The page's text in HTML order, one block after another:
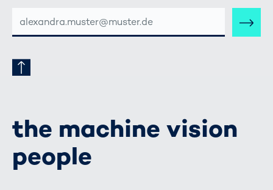
MAIL-
ADRESSE
the machine vision
people